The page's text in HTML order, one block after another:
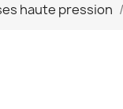
haute pression